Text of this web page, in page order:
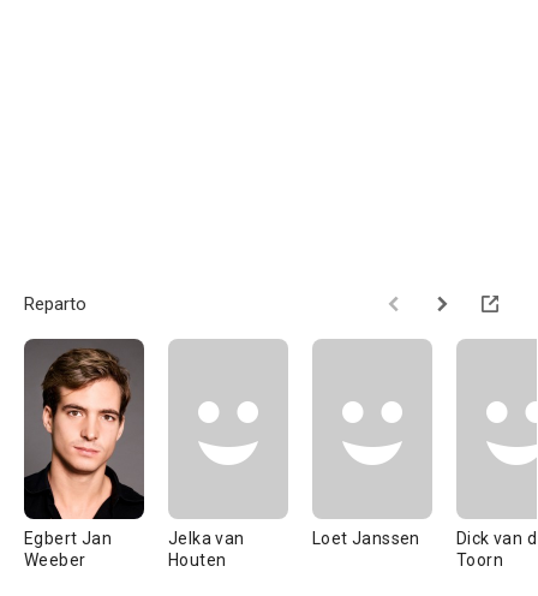
Reparto
Egbert Jan
Weeber
Jelka van
Houten
Loet Janssen
Dick van
Toorn